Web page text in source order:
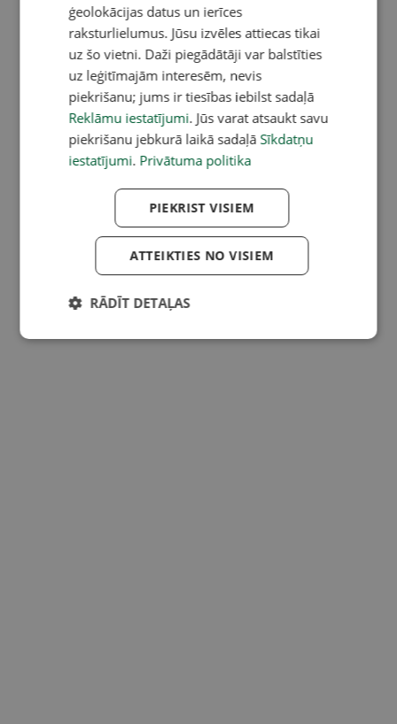
ģeolokācijas datus un ierīces
raksturlielumus. Jūsu izvēles attiecas tikai
uz šo vietni. Daži piegādātāji var balstīties
uz leģitīmajām interesēm, nevis
piekrišanu; jums ir tiesības iebilst sadaļā
Reklāmu iestatījumi. Jūs varat atsaukt savu
piekrišanu jebkurā laikā sadaļā Sīkdatņu
iestatījumi. Privātuma politika
PIEKRIST VISIEM
ATTEIKTIES NO VISIEM
RĀDĪT DETAĻAS